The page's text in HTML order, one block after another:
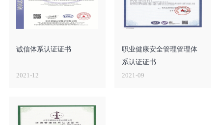
诚信体系认证证书
2021-12
职业健康安全管理管理体
系认证证书
2021-09